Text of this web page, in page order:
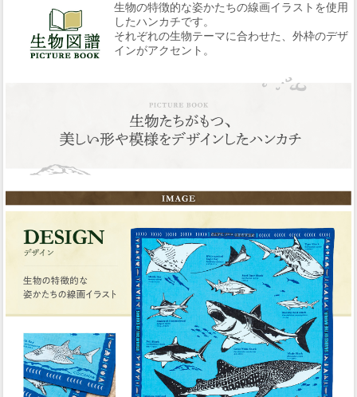
生物の特徴的な姿かたちの線画イラストを使用
したハンカチです。
それぞれの生物テーマに合わせた、外枠のデザ
インがアクセント。